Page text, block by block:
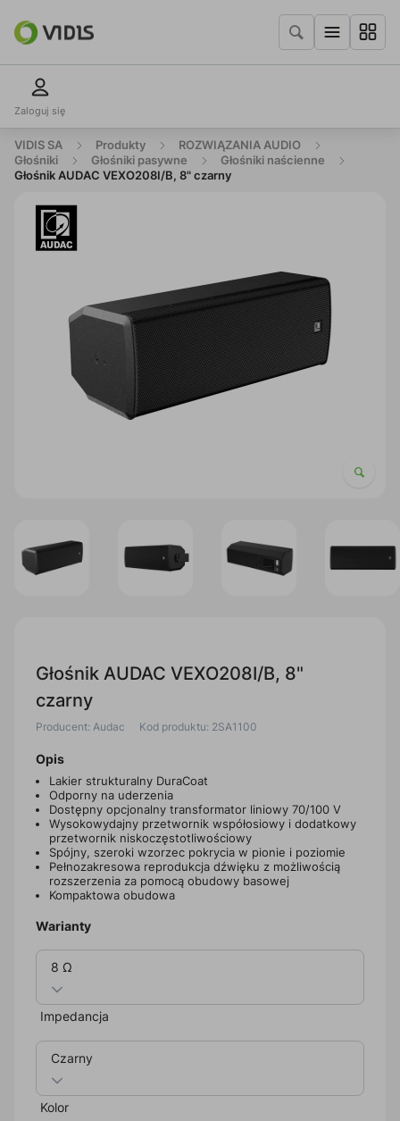
Zaloguj się
VIDIS SA Produkty
ROZWIĄZANIA AUDIO
Głośniki
Głośniki pasywne
Głośniki naścienne
Głośnik AUDAC VEXO208I/B, 8" czarny
Głośnik AUDAC VEXO208I/B, 8"
czarny
Producent: Audac Kod produktu: 2SA1100
Opis
Lakier strukturalny DuraCoat
Odporny na uderzenia
Dostępny opcjonalny transformator liniowy 70/100 V
Wysokowydajny przetwornik współosiowy i dodatkowy
przetwornik niskoczęstotliwościowy
Spójny, szeroki wzorzec pokrycia w pionie i poziomie
Pełnozakresowa reprodukcja dźwięku z możliwością
rozszerzenia za pomocą obudowy basowej
Kompaktowa obudowa
Warianty
8 Ω
Impedancja
Czarny
Kolor